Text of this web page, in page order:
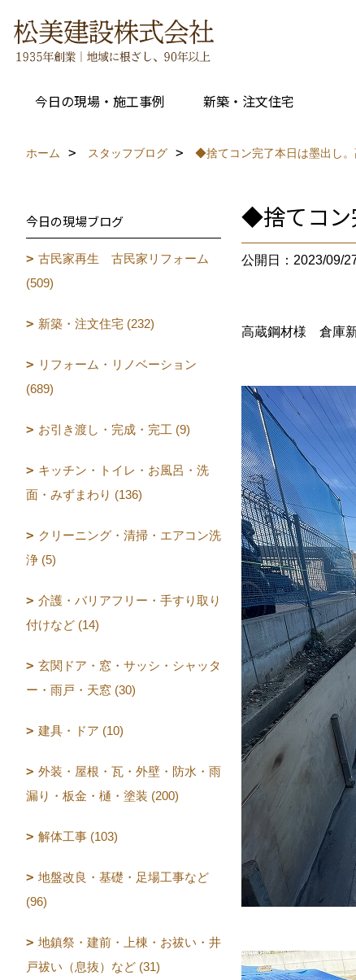
今日の現場・施工事例 新築・注文住宅
ホーム スタッフブログ ◆捨てコン完了本日は墨出し
◆捨てコン
公開日：2023/09/
高蔵鋼材様 倉庫新
今日の現場ブログ
古民家再生 古民家リフォーム
(509)
新築・注文住宅 (232)
リフォーム・リノベーション
(689)
お引き渡し・完成・完工 (9)
キッチン・トイレ・お風呂・洗
面・みずまわり (136)
クリーニング・清掃・エアコン洗
浄 (5)
介護・バリアフリー・手すり取り
付けなど (14)
玄関ドア・窓・サッシ・シャッタ
ー・雨戸・天窓 (30)
建具・ドア (10)
外装・屋根・瓦・外壁・防水・雨
漏り・板金・樋・塗装 (200)
解体工事 (103)
地盤改良・基礎・足場工事など
(96)
地鎮祭・建前・上棟・お祓い・井
戸祓い（息抜）など (31)